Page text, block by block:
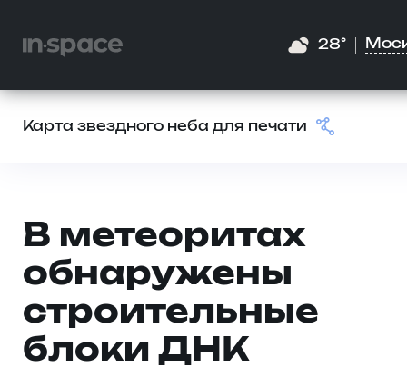
28°
Карта звездного неба для печати
В метеоритах
обнаружены
строительные
блоки ДНК